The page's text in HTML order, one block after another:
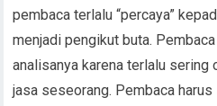
pembaca terlalu “percaya”
menjadi pengikut buta.
analisanya karena terlalu sering
jasa seseorang. Pembaca